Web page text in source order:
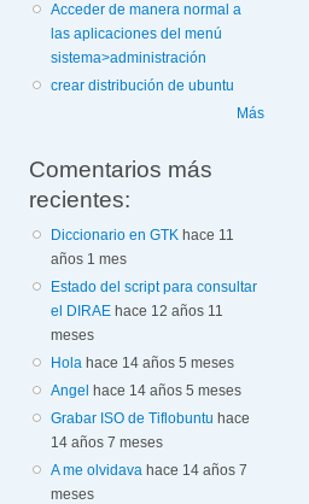
Acceder de manera normal a
las aplicaciones del menú
sistema>administración
crear distribución de ubuntu
Más
Comentarios más
recientes:
Diccionario en GTK hace 11
años 1 mes
Estado del script para consultar
el DIRAE hace 12 años 11
meses
Hola hace 14 años 5 meses
Angel hace 14 años 5 meses
Grabar ISO de Tiflobuntu hace
14 años 7 meses
A me olvidava hace 14 años 7
meses